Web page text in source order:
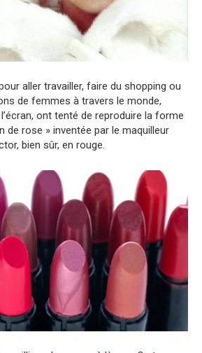
aller travailler, faire du shopping ou
de femmes à travers le monde,
ont tenté de reproduire la forme
de rose » inventée par le maquilleur
bien sûr, en rouge.